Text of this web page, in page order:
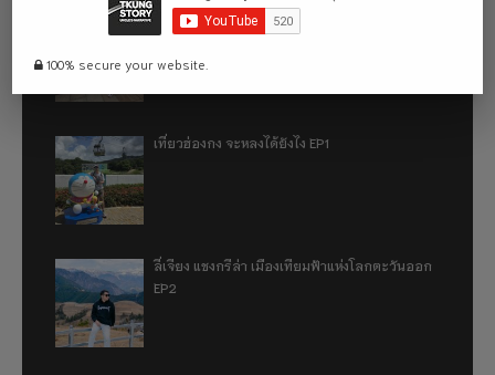
เที่ยวฮ่องกง จะหลงได้ยังไง EP2
เที่ยวฮ่องกง จะหลงได้ยังไง EP1
ลี่เจียง แชงกรีล่า เมืองเทียมฟ้าแห่งโลกตะวันออก
EP2
100% secure your website.